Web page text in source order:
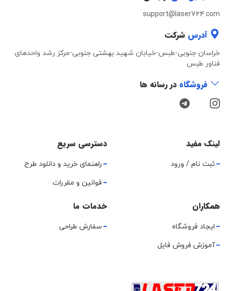
support@laser724.com
آدرس شرکت
خراسان جنوبی-طبس-خیابان شهید بهشتی جنوبی-مرکز رشد واحدهای
فناور طبس
فروشگاه در رسانه ها
لینک مفید
ثبت نام / ورود
دسترسی سریع
راهنمای خرید و دانلود طرح
قوانین و مقررات
همکاران
ایجاد فروشگاه
آموزش فروش فایل
خدمات ما
سفارش طراحی